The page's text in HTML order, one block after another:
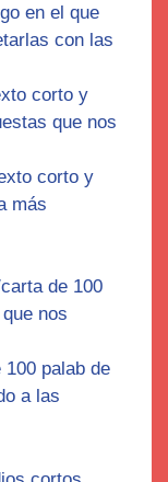
en el que
con las
corto y
que nos
corto y
más
de 100
nos
100 palab de
a las